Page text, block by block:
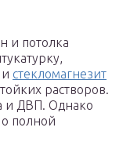
и потолка
стекломагнезит
растворов.
и ДВП. Однако
полной